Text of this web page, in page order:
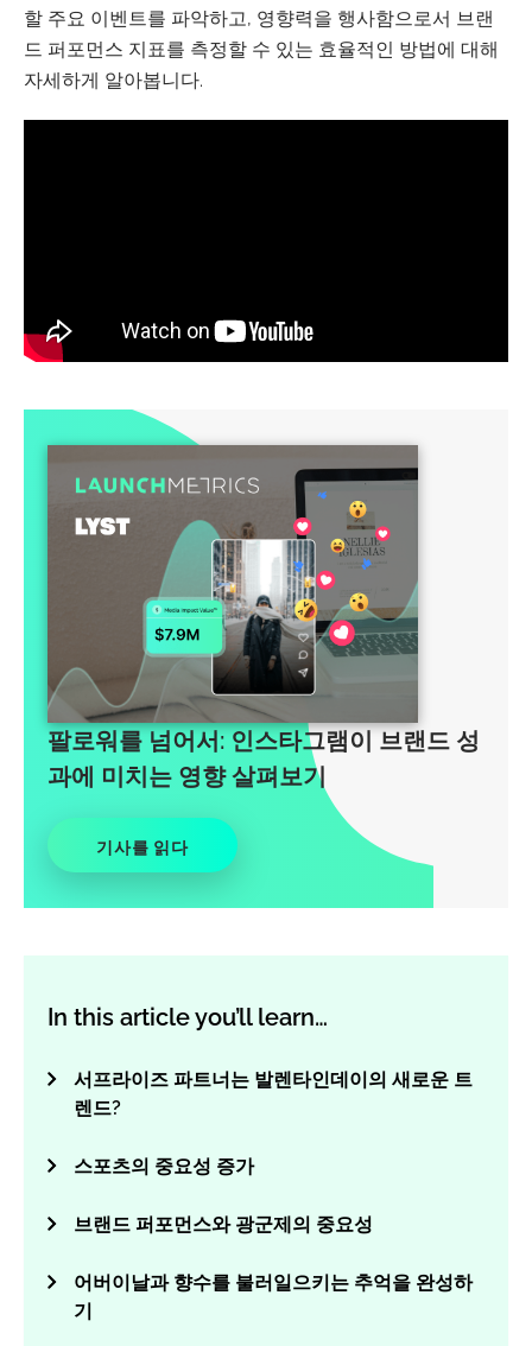
할 주요 이벤트를 파악하고, 영향력을 행사함으로서 브랜
드 퍼포먼스 지표를 측정할 수 있는 효율적인 방법에 대해
자세하게 알아봅니다.
팔로워를 넘어서: 인스타그램이 브랜드 성
과에 미치는 영향 살펴보기
기사를 읽다
In this article you’ll learn…
서프라이즈 파트너는 발렌타인데이의 새로운 트
렌드?
스포츠의 중요성 증가
브랜드 퍼포먼스와 광군제의 중요성
어버이날과 향수를 불러일으키는 추억을 완성하
기